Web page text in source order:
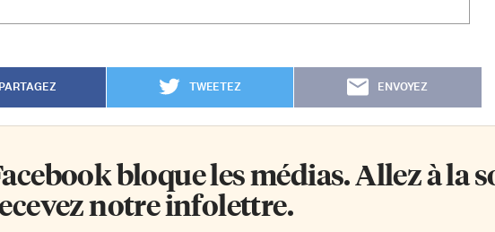
TWEETEZ ENVOYEZ
bloque les médias. Allez à la
notre infolettre.